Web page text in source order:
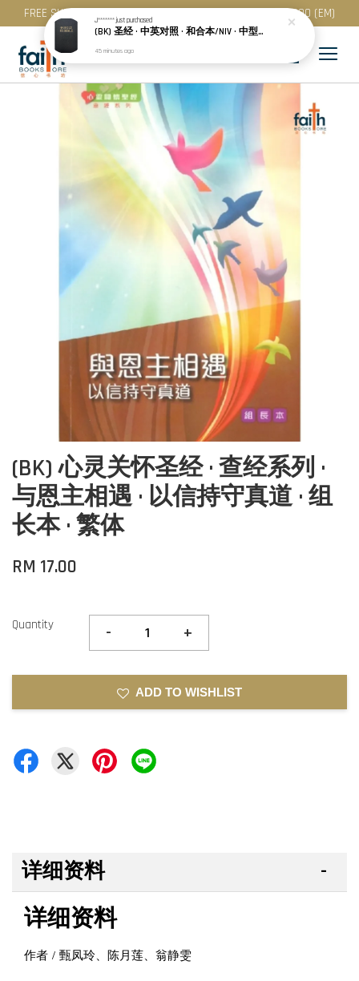
FREE SHIPPING for purchase above RM 200 (WM) / RM 300 (EM)
(BK) 心灵关怀圣经 · 查经系列 ·
与恩主相遇 · 以信持守真道 · 组
长本 · 繁体
RM 17.00
Quantity - +
ADD TO WISHLIST
详细资料
详细资料
作者 / 甄凤玲、陈月莲、翁静雯
J*******just purchased
(BK) 圣经 · 中英对照 · 和合本/NIV · 中型装 · 黑色精装 · 简体 · NIV/CUNPSS53DI
45 minutes ago